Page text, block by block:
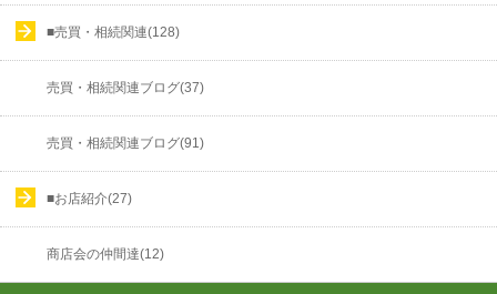
■売買・相続関連(128)
売買・相続関連ブログ(37)
売買・相続関連ブログ(91)
■お店紹介(27)
商店会の仲間達(12)